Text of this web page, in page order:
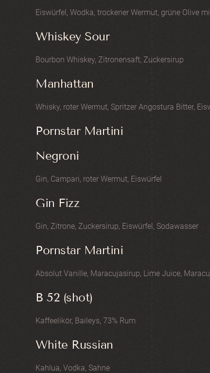
Eiswürfel, Wodka, trockener Wermut, grüne Olive
Whiskey Sour
Bourbon Whiskey, Zitronensaft, Zuckersirup
Manhattan
Whisky, roter Wermut, Spritzer Angostura Bitter,
Pornstar Martini
Negroni
Gin, Campari, roter Wermut, Eiswürfel
Gin Fizz
Gin, Zitrone, Zuckersirup, Eiswürfel, Sodawasser
Pornstar Martini
Absolut Vanille, Maracujasirup, Lime Juice,
B 52 (shot)
Kaffeelikör, Baileys, 73% Rum
White Russian
Kahlua, Vodka, Sahne